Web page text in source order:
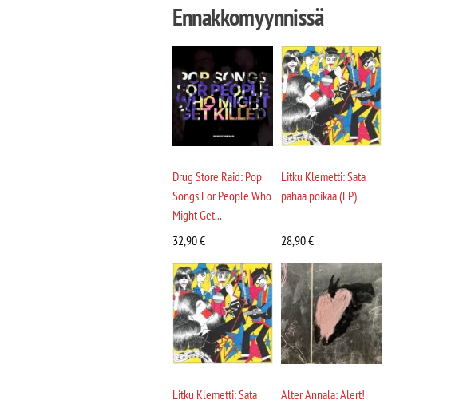
Ennakkomyynnissä
Drug Store Raid: Pop
Songs For People Who
Might Get...
32,90€
Litku Klemetti: Sata
pahaa poikaa (LP)
28,90€
Litku Klemetti: Sata
Alter Annala: Alert!